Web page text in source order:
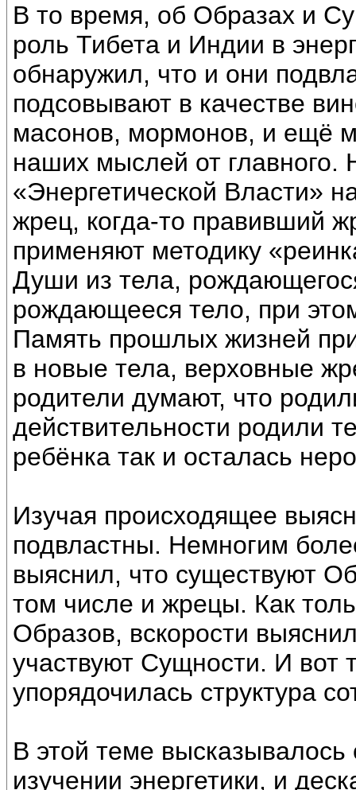
В то время, об Образах и
роль Тибета и Индии в
обнаружил, что и они
подсовывают в качестве
масонов, мормонов, и ещё
наших мыслей от главного.
«Энергетической Власти»
жрец, когда-то правивший
применяют методику
Души из тела,
рождающееся тело, при
Память прошлых жизней
в новые тела, верховные
родители думают, что
действительности родили
ребёнка так и осталась
Изучая происходящее
подвластны. Немногим
выяснил, что существуют
том числе и жрецы. Как
Образов, вскорости
участвуют Сущности. И вот
упорядочилась структура
В этой теме
изучении энергетики, и